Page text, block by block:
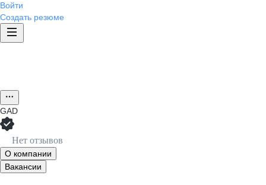
Войти
Создать резюме
GAD
Нет отзывов
О компании
Вакансии